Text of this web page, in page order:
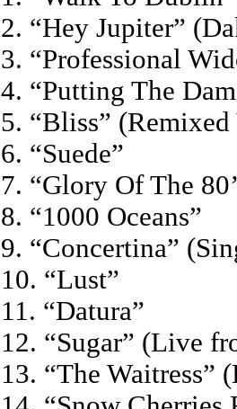
2. “Hey Jupiter”
3. “Professional
4. “Putting The
5. “Bliss” (Remixed
6. “Suede”
7. “Glory Of The
8. “1000 Oceans”
9. “Concertina”
10. “Lust”
11. “Datura”
12. “Sugar” (Live
13. “The Waitress”